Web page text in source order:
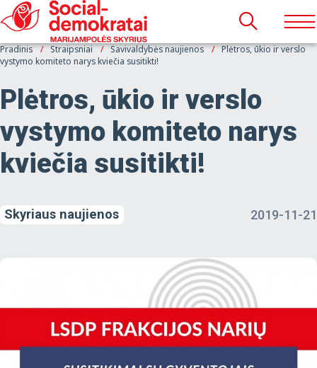
Pradinis Straipsniai Savivaldybės naujienos
Plėtros, ūkio ir verslo
vystymo komiteto narys kviečia susitikti!
Plėtros, ūkio ir verslo
vystymo komiteto narys
kviečia susitikti!
Skyriaus naujienos 2019-11-21